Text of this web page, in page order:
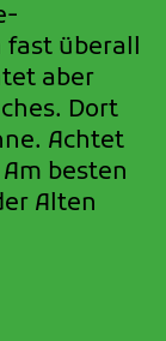
fast überall
aber
Dort
Achtet
besten
Alten